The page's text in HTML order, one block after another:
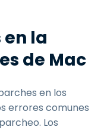
en la
de Mac
en los
errores comunes
Los